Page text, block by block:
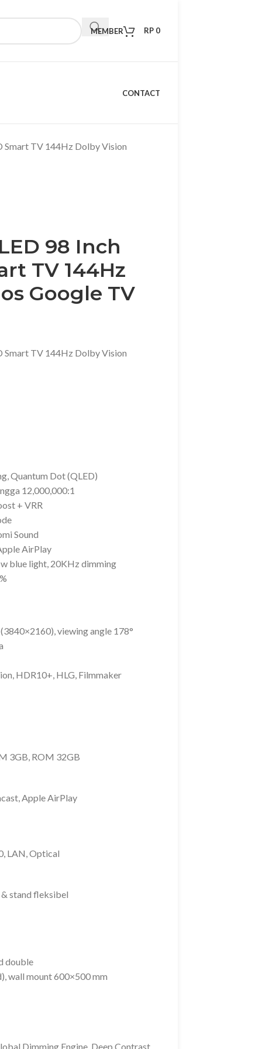
MEMBER RP 0
CONTACT
Smart TV 144Hz Dolby Vision
98 Inch
TV 144Hz
Google TV
Smart TV 144Hz Dolby Vision
Quantum Dot (QLED)
12,000,000:1
+ VRR
Sound
AirPlay
blue light, 20KHz dimming
viewing angle 178°
HDR10+, HLG, Filmmaker
3GB, ROM 32GB
Apple AirPlay
LAN, Optical
stand fleksibel
double
wall mount 600×500 mm
Dimming Engine, Deep Contrast